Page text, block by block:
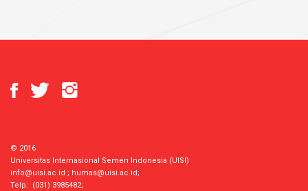
© 2016
Universitas Internasional Semen Indonesia (UISI)
info@uisi.ac.id ; humas@uisi.ac.id;
Telp: (031) 3985482;